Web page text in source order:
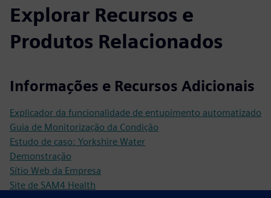
Explorar Recursos e
Produtos Relacionados
Informações e Recursos Adicionais
Explicador da funcionalidade de entupimento automatizado
Guia de Monitorização da Condição
Estudo de caso: Yorkshire Water
Demonstração
Sítio Web da Empresa
Site de SAM4 Health